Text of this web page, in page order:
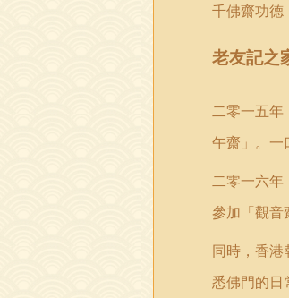
千佛齋功德
老友記之
二零一五年
午齋」。一
二零一六年
參加「觀音
同時，香
悉佛門的日